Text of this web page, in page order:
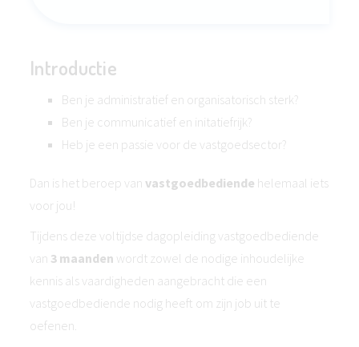
Introductie
Ben je administratief en organisatorisch sterk?
Ben je communicatief en initatiefrijk?
Heb je een passie voor de vastgoedsector?
Dan is het beroep van vastgoedbediende helemaal iets
voor jou!
Tijdens deze voltijdse dagopleiding vastgoedbediende
van 3 maanden wordt zowel de nodige inhoudelijke
kennis als vaardigheden aangebracht die een
vastgoedbediende nodig heeft om zijn job uit te
oefenen.